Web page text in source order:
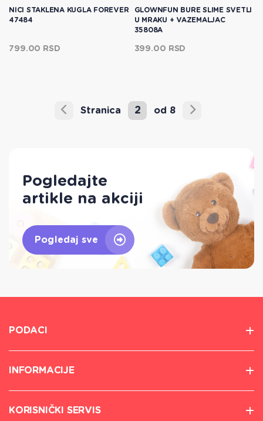
NICI STAKLENA KUGLA FOREVER
47484
799.00 RSD
GLOWNFUN BURE SLIME SVETLI
U MRAKU + VAZEMALJAC
35808A
399.00 RSD
Stranica 2 od 8
Pogledajte
artikle na akciji
Pogledaj sve
PODACI
INFORMACIJE
KORISNIČKI SERVIS